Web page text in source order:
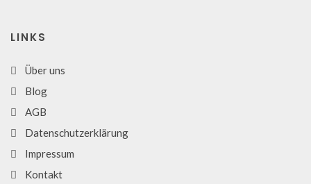
LINKS
Über uns
Blog
AGB
Datenschutzerklärung
Impressum
Kontakt